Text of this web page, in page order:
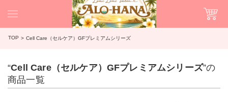
TOP Cell Care（セルケア）GFプレミアムシリーズ
“Cell Care（セルケア）GFプレミアムシリーズ”の
商品一覧